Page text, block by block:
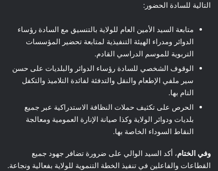
التالية للسادة الحضور:
متابعة السيد الأمين العام للولاية بالتنسيق مع السادة رؤساء
الدوائر ومدراء الهيئة التنفيذية لمتابعة تحضير المؤسسات
التربوية للموسم الدراسي القادم.
الوقوف الشخصي للسادة رؤساء الدوائر والبلديات على حسن
سير ملفي الإطعام والنقل والتدفئة لفائدة التلاميذ والتكفل
التام بها.
الحرص على تكثيف حملات النظافة الاستدراكية عبر جميع
بلديات ودوائر الولاية وكذا صيانة الإنارة العمومية ومعالجة
النقاط السوداء الخاصة بها.
وفي الختام، أكد السيد الوالي على ضرورة تضافر جهود جميع
القطاعات والفاعلين في تنفيذ الخطة التنموية للولاية بفعالية ونجاعة.